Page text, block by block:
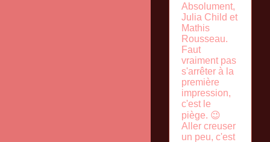
Absolument,
Julia Child et
Mathis
Rousseau.
Faut
vraiment pas
s'arrêter à la
première
impression,
c'est le
piège. 😉
Aller creuser
un peu, c'est